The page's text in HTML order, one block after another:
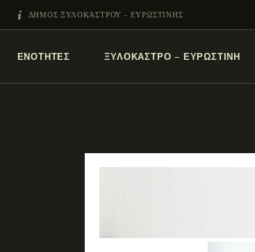
ΔΗΜΟΣ ΞΥΛΟΚΑΣΤΡΟΥ - ΕΥΡΩΣΤΙΝΗΣ
ΕΝΌΤΗΤΕΣ ΞΥΛΌΚΑΣΤΡΟ – ΕΥΡΩΣΤΊΝΗ